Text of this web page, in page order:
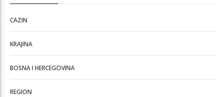
CAZIN
KRAJINA
BOSNA I HERCEGOVINA
REGION